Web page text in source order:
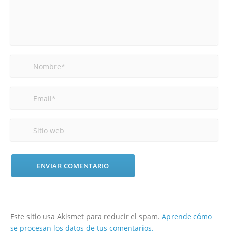
Este sitio usa Akismet para reducir el spam. Aprende cómo
se procesan los datos de tus comentarios.